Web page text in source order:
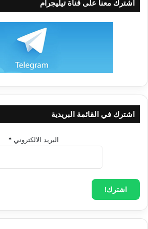
الإحرام في الحج، والحكمة
وهكذا فالله تعالى يريد بكلمة:(إِنَّ
الفترة الوجيزة من الحياة التي عرف
الله تعالى، ووهبه من الأهلية
ويتسنَّم ذلك المقام الرفيع الذي يسمو به
هو لم يُفد من هذه الأهلية وذلك الاستعداد
وتنقضي مرحلة الحياة، فهنالك يندم أشد
اشترك معنا على قناة تيليجرام
اشترك في القائمة البريدية
البريد الالكتروني *